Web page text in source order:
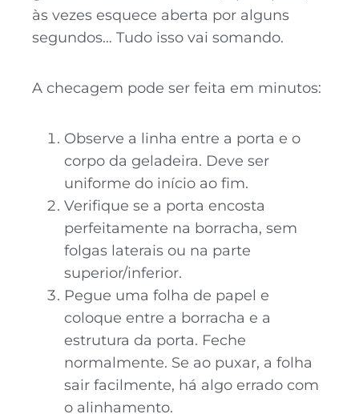
às vezes esquece aberta por alguns
segundos… Tudo isso vai somando.
A checagem pode ser feita em minutos:
Observe a linha entre a porta e o
corpo da geladeira. Deve ser
uniforme do início ao fim.
Verifique se a porta encosta
perfeitamente na borracha, sem
folgas laterais ou na parte
superior/inferior.
Pegue uma folha de papel e
coloque entre a borracha e a
estrutura da porta. Feche
normalmente. Se ao puxar, a folha
sair facilmente, há algo errado com
o alinhamento.